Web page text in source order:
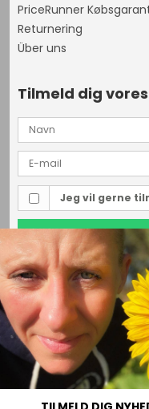
PriceRunner
Returnering
Über uns
Tilmeld dig
Jeg vil gerne
Outdoor i
Perlegade 44
6400
Telefonnr.
(+45) 74 43 53 55
E-mail